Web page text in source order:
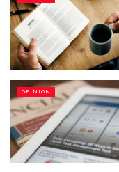
OPINION